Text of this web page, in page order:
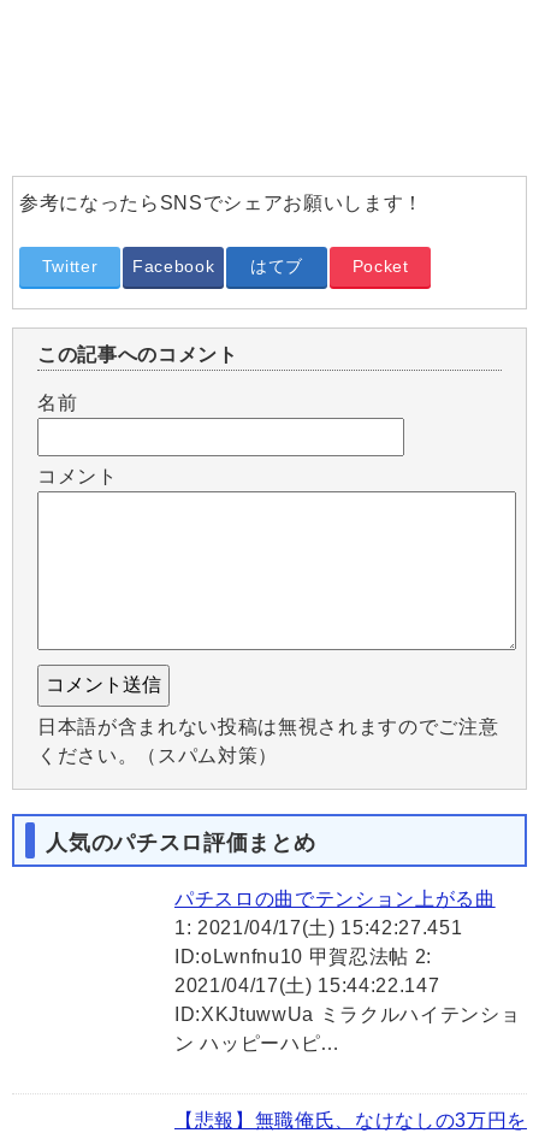
参考になったらSNSでシェアお願いします！
Twitter Facebook はてブ Pocket
この記事へのコメント
名前
コメント
日本語が含まれない投稿は無視されますのでご注意
ください。（スパム対策）
人気のパチスロ評価まとめ
パチスロの曲でテンション上がる曲
1: 2021/04/17(土) 15:42:27.451
ID:oLwnfnu10 甲賀忍法帖 2:
2021/04/17(土) 15:44:22.147
ID:XKJtuwwUa ミラクルハイテンショ
ン ハッピーハピ…
【悲報】無職俺氏、なけなしの3万円を